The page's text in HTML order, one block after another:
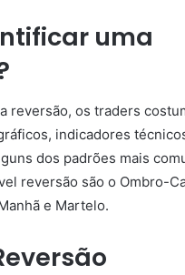
uma
reversão, os traders
indicadores
dos padrões mais
reversão são o Ombro-
e Martelo.